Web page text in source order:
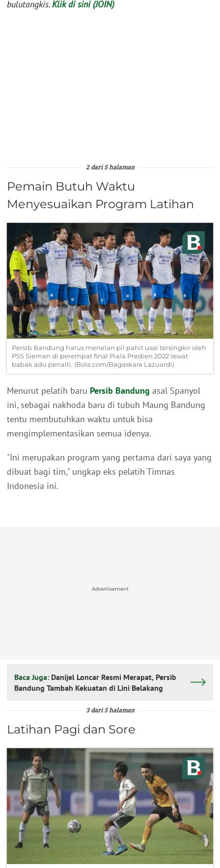
bulutangkis.Klik di sini (JOIN)
2 dari 5 halaman
Pemain Butuh Waktu
Menyesuaikan Program Latihan
Persib Bandung harus menelan pil pahit usai tersingkir oleh
PSS Sleman di perempat final Piala Predien 2022 lewat
babak adu penalti. (Bola.com/Bagaskara Lazuardi)
Menurut pelatih baru Persib Bandung asal Spanyol
ini, sebagai nakhoda baru di tubuh Maung Bandung
tentu membutuhkan waktu untuk bisa
mengimplementasikan semua idenya.
"Ini merupakan program yang pertama dari saya yang
dibuat bagi tim," ungkap eks pelatih Timnas
Indonesia ini.
Advertisement
Baca Juga: Danijel Loncar Resmi Merapat, Persib
Bandung Tambah Kekuatan di Lini Belakang
3 dari 5 halaman
Latihan Pagi dan Sore